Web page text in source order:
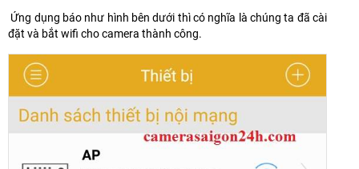
Ứng dụng báo như hình bên dưới thì có nghĩa là chúng ta đã cài
đặt và bắt wifi cho camera thành công.